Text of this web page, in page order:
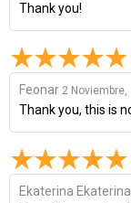
Thank you!
Feonar 2 Noviembre,
Thank you, this is
Ekaterina Ekaterina